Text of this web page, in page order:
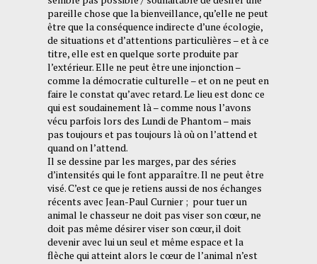
pareille chose que la bienveillance, qu’elle ne peut
être que la conséquence indirecte d’une écologie,
de situations et d’attentions particulières – et à ce
titre, elle est en quelque sorte produite par
l’extérieur. Elle ne peut être une injonction –
comme la démocratie culturelle – et on ne peut en
faire le constat qu’avec retard. Le lieu est donc ce
qui est soudainement là – comme nous l’avons
vécu parfois lors des Lundi de Phantom – mais
pas toujours et pas toujours là où on l’attend et
quand on l’attend.
Il se dessine par les marges, par des séries
d’intensités qui le font apparaître. Il ne peut être
visé. C’est ce que je retiens aussi de nos échanges
récents avec Jean-Paul Curnier ; pour tuer un
animal le chasseur ne doit pas viser son cœur, ne
doit pas même désirer viser son cœur, il doit
devenir avec lui un seul et même espace et la
flèche qui atteint alors le cœur de l’animal n’est